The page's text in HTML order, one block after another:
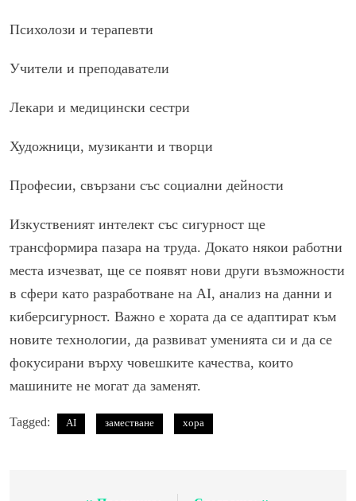
Психолози и терапевти
Учители и преподаватели
Лекари и медицински сестри
Художници, музиканти и творци
Професии, свързани със социални дейности
Изкуственият интелект със сигурност ще
трансформира пазара на труда. Докато някои работни
места изчезват, ще се появят нови други възможности
в сфери като разработване на AI, анализ на данни и
киберсигурност. Важно е хората да се адаптират към
новите технологии, да развиват уменията си и да се
фокусирани върху човешките качества, които
машините не могат да заменят.
Tagged: AI заместване хора